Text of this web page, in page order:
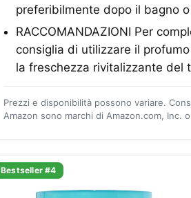
preferibilmente dopo il bagno
RACCOMANDAZIONI Per
consiglia di utilizzare il
la freschezza rivitalizzante del
Prezzi e disponibilità possono variare.
Amazon sono marchi di Amazon.com, Inc.
Bestseller #4